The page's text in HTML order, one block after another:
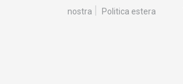
nostra
Politica estera